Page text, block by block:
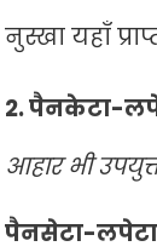
नुस्खा यहाँ
2. पैनकेटा-
आहार भी
पैनसेटा-